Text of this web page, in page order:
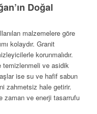
Doğal
malzemelere göre
kolaydır. Granit
korunmalıdır.
temizlenmeli ve asidik
ise su ve hafif sabun
zahmetsiz hale getirir.
zaman ve enerji tasarrufu